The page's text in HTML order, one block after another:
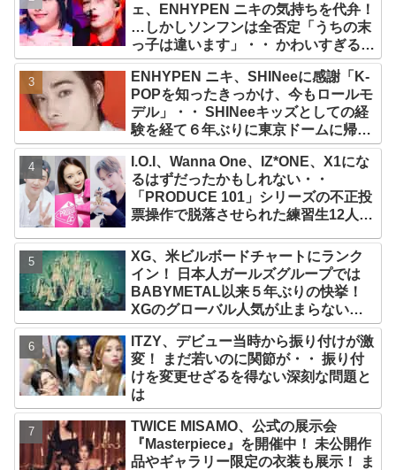
ェ、ENHYPEN ニキの気持ちを代弁！
…しかしソンフンは全否定「うちの末
っ子は違います」・・ かわいすぎる２
人の会話に爆笑
ENHYPEN ニキ、SHINeeに感謝「K-
POPを知ったきっかけ、今もロールモ
デル」・・ SHINeeキッズとしての経
験を経て６年ぶりに東京ドームに帰還
した感想は？
I.O.I、Wanna One、IZ*ONE、X1にな
るはずだったかもしれない・・
「PRODUCE 101」シリーズの不正投
票操作で脱落させられた練習生12人の
XG、米ビルボードチャートにランク
イン！ 日本人ガールズグループでは
BABYMETAL以来５年ぶりの快挙！
XGのグローバル人気が止まらない…
「コーチェラ2025」にも日本人唯一の
出演
ITZY、デビュー当時から振り付けが激
変！ まだ若いのに関節が・・ 振り付
けを変更せざるを得ない深刻な問題と
は
TWICE MISAMO、公式の展示会
『Masterpiece』を開催中！ 未公開作
品やギャラリー限定の衣装も展示！ ま